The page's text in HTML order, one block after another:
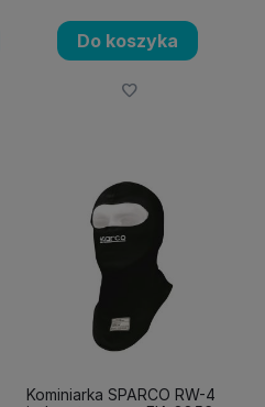
Do koszyka
Kominiarka SPARCO RW-4